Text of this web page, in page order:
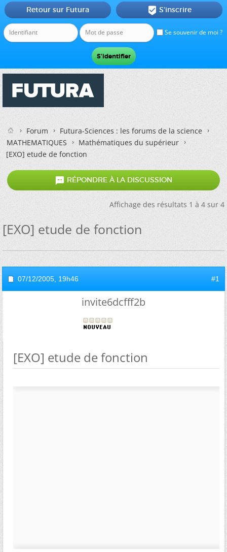
Se souvenir de moi ?
Retour sur Futura  S'inscrire
Forum
Futura-Sciences : les forums de la science
MATHEMATIQUES
Mathématiques du supérieur
[EXO] etude de fonction
 RÉPONDRE À LA DISCUSSION
Affichage des résultats 1 à 4 sur 4
[EXO] etude de fonction
07/12/2005, 19h46 #1
invite6dcfff2b
[EXO] etude de fonction